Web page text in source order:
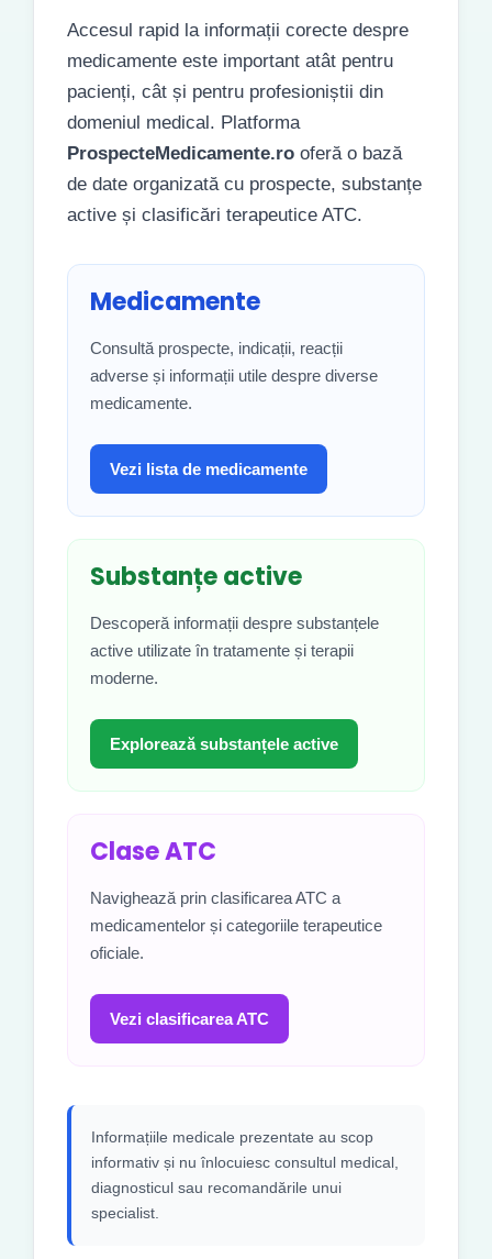
Accesul rapid la informații corecte despre
medicamente este important atât pentru
pacienți, cât și pentru profesioniștii din
domeniul medical. Platforma
ProspecteMedicamente.ro oferă o bază
de date organizată cu prospecte, substanțe
active și clasificări terapeutice ATC.
Medicamente
Consultă prospecte, indicații, reacții
adverse și informații utile despre diverse
medicamente.
Vezi lista de medicamente
Substanțe active
Descoperă informații despre substanțele
active utilizate în tratamente și terapii
moderne.
Explorează substanțele active
Clase ATC
Navighează prin clasificarea ATC a
medicamentelor și categoriile terapeutice
oficiale.
Vezi clasificarea ATC
Informațiile medicale prezentate au scop
informativ și nu înlocuiesc consultul medical,
diagnosticul sau recomandările unui
specialist.